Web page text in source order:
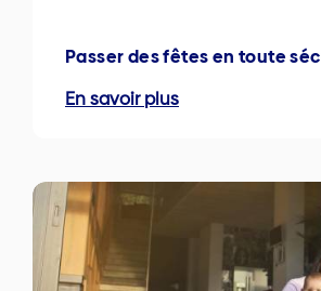
Passer des fêtes en toute
En savoir plus